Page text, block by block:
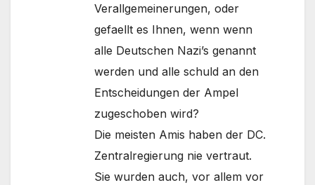
Verallgemeinerungen, oder
gefaellt es Ihnen, wenn wenn
alle Deutschen Nazi’s genannt
werden und alle schuld an den
Entscheidungen der Ampel
zugeschoben wird?
Die meisten Amis haben der DC.
Zentralregierung nie vertraut.
Sie wurden auch, vor allem vor